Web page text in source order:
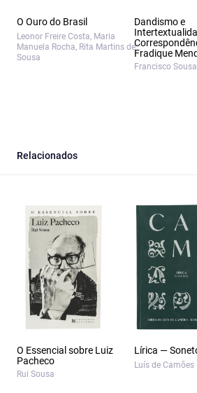
O Ouro do Brasil
Leonor Freire Costa, Maria
Manuela Rocha, Rita Martins de
Sousa
Dandismo e
Fradique
Francisco
Relacionados
O Essencial sobre Luiz
Pacheco
Rui Sousa
Lírica —
Luís de Camões